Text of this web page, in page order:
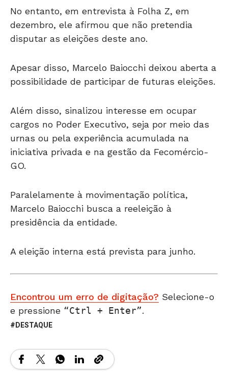
No entanto, em entrevista à Folha Z, em
dezembro, ele afirmou que não pretendia
disputar as eleições deste ano.
Apesar disso, Marcelo Baiocchi deixou aberta a
possibilidade de participar de futuras eleições.
Além disso, sinalizou interesse em ocupar
cargos no Poder Executivo, seja por meio das
urnas ou pela experiência acumulada na
iniciativa privada e na gestão da Fecomércio-
GO.
Paralelamente à movimentação política,
Marcelo Baiocchi busca a reeleição à
presidência da entidade.
A eleição interna está prevista para junho.
Encontrou um erro de digitação? Selecione-o
e pressione
Ctrl + Enter .
DESTAQUE